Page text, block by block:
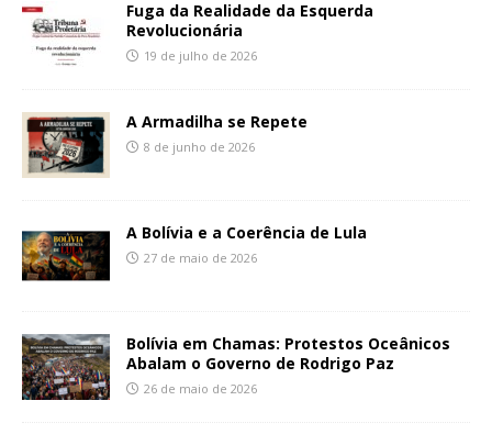
Fuga da Realidade da Esquerda
Revolucionária
19 de julho de 2026
A Armadilha se Repete
8 de junho de 2026
A Bolívia e a Coerência de Lula
27 de maio de 2026
Bolívia em Chamas: Protestos Oceânicos
Abalam o Governo de Rodrigo Paz
26 de maio de 2026